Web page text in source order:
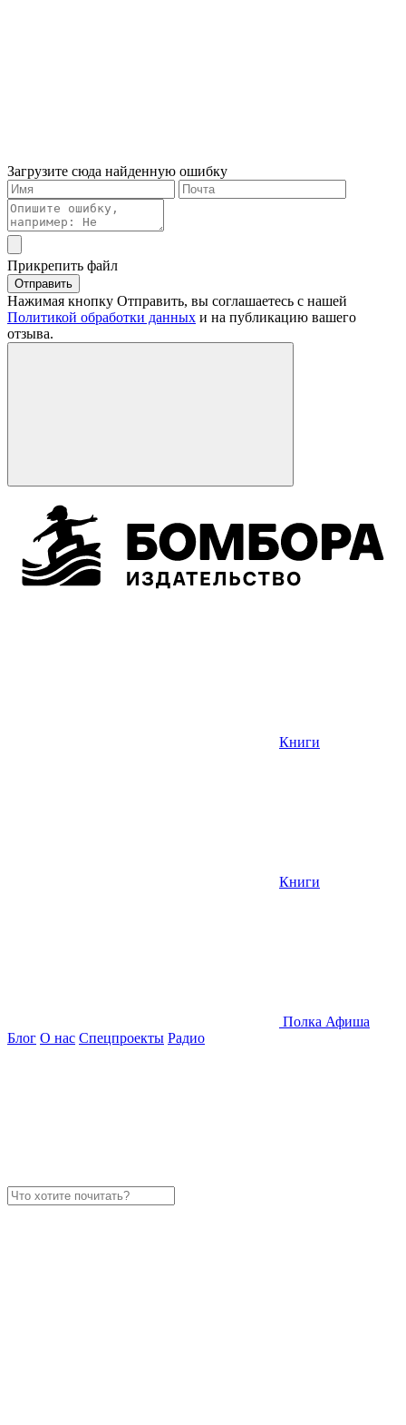
Загрузите сюда найденную ошибку
Прикрепить файл
Отправить
Нажимая кнопку Отправить, вы соглашаетесь с нашей
Политикой обработки данных и на публикацию вашего
отзыва.
Книги
Книги
Полка Афиша
Блог О нас Спецпроекты Радио